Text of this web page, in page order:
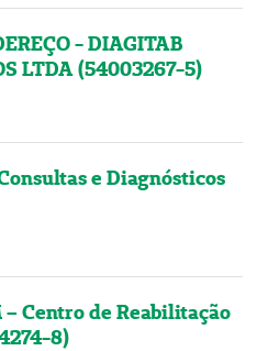
- DIAGITAB
LTDA (54003267-5)
e Diagnósticos
Centro de Reabilitação
8)